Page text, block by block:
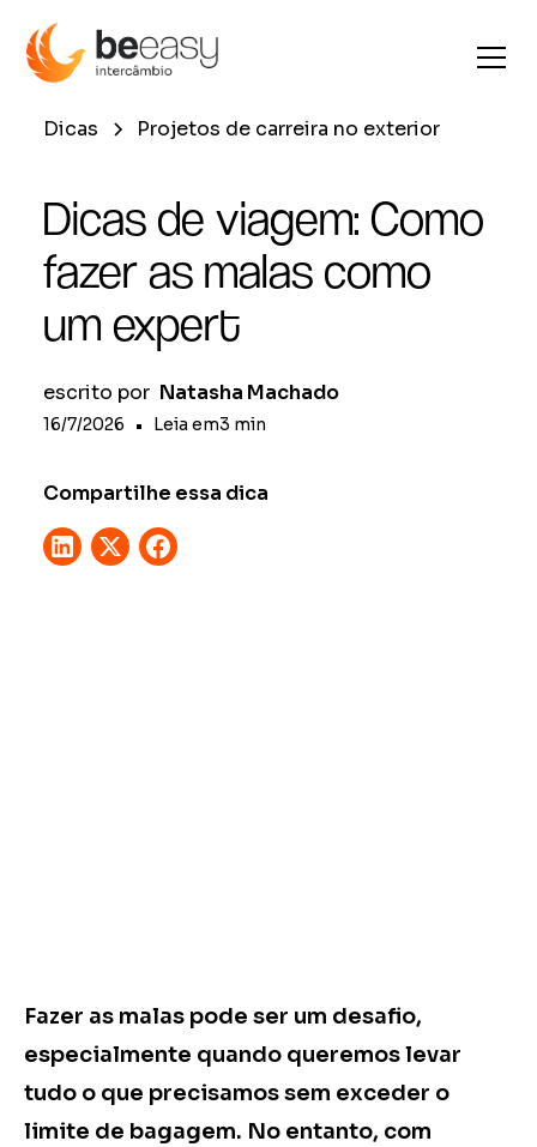
Dicas Projetos de carreira no exterior
Dicas de viagem: Como
fazer as malas como
um expert
escrito por Natasha Machado
16/7/2026 • Leia em3 min
Compartilhe essa dica
Fazer as malas pode ser um desafio,
especialmente quando queremos levar
tudo o que precisamos sem exceder o
limite de bagagem. No entanto, com